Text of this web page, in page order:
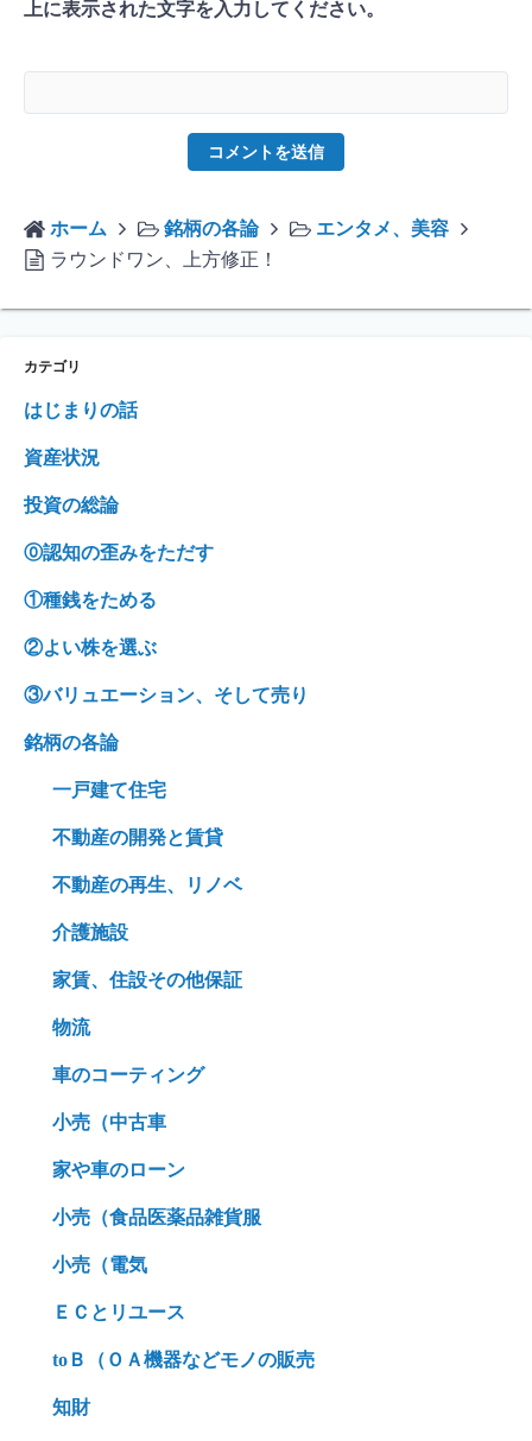
上に表示された文字を入力してください。
ホーム 銘柄の各論
エンタメ、美容
ラウンドワン、上方修正！
カテゴリ
はじまりの話
資産状況
投資の総論
⓪認知の歪みをただす
①種銭をためる
②よい株を選ぶ
③バリュエーション、そして売り
銘柄の各論
一戸建て住宅
不動産の開発と賃貸
不動産の再生、リノベ
介護施設
家賃、住設その他保証
物流
車のコーティング
小売（中古車
家や車のローン
小売（食品医薬品雑貨服
小売（電気
ＥＣとリユース
toＢ（ＯＡ機器などモノの販売
知財